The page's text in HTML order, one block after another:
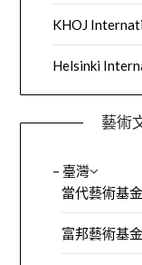
KHOJ
Helsinki
藝術
– 臺灣
當代藝術基
富邦藝術基